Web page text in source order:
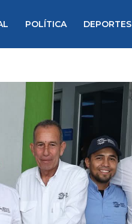
POLÍTICA DEPORTES